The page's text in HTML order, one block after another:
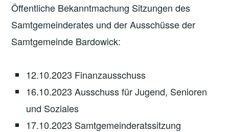
Öffentliche Bekanntmachung Sitzungen des
Samtgemeinderates und der Ausschüsse der
Samtgemeinde Bardowick:
12.10.2023 Finanzausschuss
16.10.2023 Ausschuss für Jugend, Senioren
und Soziales
17.10.2023 Samtgemeinderatssitzung